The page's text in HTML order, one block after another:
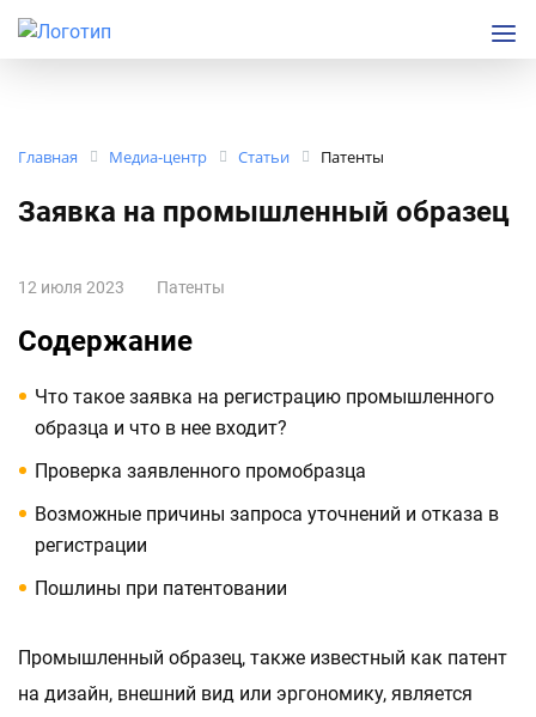
Главная Медиа-центр Статьи Патенты
Заявка на промышленный образец
12 июля 2023 Патенты
Содержание
Что такое заявка на регистрацию промышленного
образца и что в нее входит?
Проверка заявленного промобразца
Возможные причины запроса уточнений и отказа в
регистрации
Пошлины при патентовании
Промышленный образец, также известный как патент
на дизайн, внешний вид или эргономику, является